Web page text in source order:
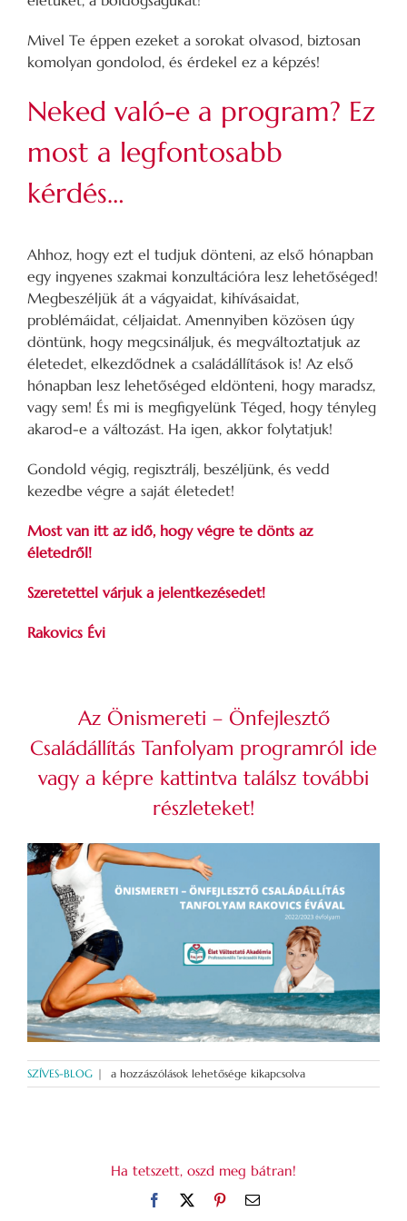
Mivel Te éppen ezeket a sorokat olvasod, biztosan
komolyan gondolod, és érdekel ez a képzés!
Neked való-e a program? Ez
most a legfontosabb
kérdés…
Ahhoz, hogy ezt el tudjuk dönteni, az első hónapban
egy ingyenes szakmai konzultációra lesz lehetőséged!
Megbeszéljük át a vágyaidat, kihívásaidat,
problémáidat, céljaidat. Amennyiben közösen úgy
döntünk, hogy megcsináljuk, és megváltoztatjuk az
életedet, elkezdődnek a családállítások is! Az első
hónapban lesz lehetőséged eldönteni, hogy maradsz,
vagy sem! És mi is megfigyelünk Téged, hogy tényleg
akarod-e a változást. Ha igen, akkor folytatjuk!
Gondold végig, regisztrálj, beszéljünk, és vedd
kezedbe végre a saját életedet!
Most van itt az idő, hogy végre te dönts az
életedről!
Szeretettel várjuk a jelentkezésedet!
Rakovics Évi
Az Önismereti – Önfejlesztő
Családállítás Tanfolyam programról ide
vagy a képre kattintva találsz további
részleteket!
SZÍVES-BLOG |
Önismeret
a
lenni
bejegyzéshez
a hozzászólások lehetősége kikapcsolva
Ha tetszett, oszd meg bátran!
Facebook PinterestEmail: